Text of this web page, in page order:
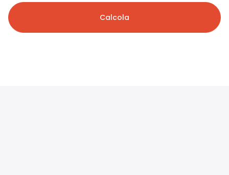
Calcola